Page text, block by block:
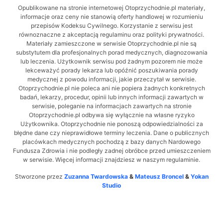
Opublikowane na stronie internetowej Otoprzychodnie.pl materiały,
informacje oraz ceny nie stanowią oferty handlowej w rozumieniu
przepisów Kodeksu Cywilnego. Korzystanie z serwisu jest
równoznaczne z akceptacją regulaminu oraz polityki prywatności.
Materiały zamieszczone w serwisie Otoprzychodnie.pl nie są
substytutem dla profesjonalnych porad medycznych, diagnozowania
lub leczenia. Użytkownik serwisu pod żadnym pozorem nie może
lekceważyć porady lekarza lub opóźnić poszukiwania porady
medycznej z powodu informacji, jakie przeczytał w serwisie.
Otoprzychodnie.pl nie poleca ani nie popiera żadnych konkretnych
badań, lekarzy, procedur, opinii lub innych informacji zawartych w
serwisie, poleganie na informacjach zawartych na stronie
Otoprzychodnie.pl odbywa się wyłącznie na własne ryzyko
Użytkownika. Otoprzychodnie nie ponoszą odpowiedzialności za
błędne dane czy nieprawidłowe terminy leczenia. Dane o publicznych
placówkach medycznych pochodzą z bazy danych Nardowego
Fundusza Zdrowia i nie podległy zadnej obróbce przed umieszczeniem
w serwisie. Więcej informacji znajdziesz w naszym regulaminie.
Stworzone przez Zuzanna Twardowska & Mateusz Broncel & Yokan
Studio